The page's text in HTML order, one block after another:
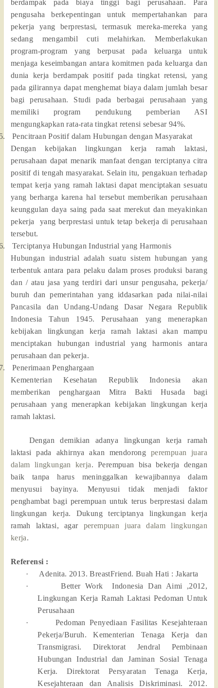
berdampak pada biaya tinggi bagi perusahaan. Para
pengusaha berkepentingan untuk mempertahankan para
pekerja yang berprestasi, termasuk mereka-mereka yang
sedang mengambil cuti melahirkan. Memberlakukan
program-program yang berpusat pada keluarga untuk
menjaga keseimbangan antara komitmen pada keluarga dan
dunia kerja berdampak positif pada tingkat retensi, yang
pada gilirannya dapat menghemat biaya dalam jumlah besar
bagi perusahaan. Studi pada berbagai perusahaan yang
memiliki program pendukung pemberian ASI
mengungkapkan rata-rata tingkat retensi sebesar 94%.
Pencitraan Positif dalam Hubungan dengan Masyarakat
Dengan kebijakan lingkungan kerja ramah laktasi,
perusahaan dapat menarik manfaat dengan terciptanya citra
positif di tengah masyarakat. Selain itu, pengakuan terhadap
tempat kerja yang ramah laktasi dapat menciptakan sesuatu
yang berharga karena hal tersebut memberikan perusahaan
keunggulan daya saing pada saat merekut dan meyakinkan
pekerja
yang berprestasi untuk tetap bekerja di perusahaan
tersebut.
Terciptanya Hubungan Industrial yang Harmonis
Hubungan industrial adalah suatu sistem hubungan yang
terbentuk antara para pelaku dalam proses produksi barang
dan / atau jasa yang terdiri dari unsur pengusaha, pekerja/
buruh dan pemerintahan yang iddasarkan pada nilai-nilai
Pancasila dan Undang-Undang Dasar Negara Republik
Indonesia Tahun 1945. Perusahaan yang menerapkan
kebijakan lingkungan kerja ramah laktasi akan mampu
menciptakan hubungan industrial yang harmonis antara
perusahaan dan pekerja.
Penerimaan Penghargaan
Kementerian Kesehatan Republik Indonesia akan
memberikan penghargaan Mitra Bakti Husada bagi
perusahaan yang menerapkan kebijakan lingkungan kerja
ramah laktasi.
Dengan demikian adanya lingkungan kerja ramah
laktasi pada akhirnya akan mendorong perempuan juara
dalam lingkungan kerja. Perempuan bisa bekerja dengan
baik tanpa harus meninggalkan kewajibannya dalam
menyusui bayinya. Menyusui tidak menjadi faktor
penghambat bagi perempuan untuk terus berprestasi dalam
lingkungan kerja. Dukung terciptanya lingkungan kerja
ramah laktasi, agar perempuan juara dalam lingkungan
kerja.
Referensi :
·
Adenita. 2013. BreastFriend. Buah Hati : Jakarta
·
Better Work
Indonesia Dan Aimi ,2012,
Lingkungan Kerja Ramah Laktasi Pedoman Untuk
Perusahaan
·
Pedoman Penyediaan Fasilitas Kesejahteraan
Pekerja/Buruh. Kementerian Tenaga Kerja dan
Transmigrasi. Direktorat Jendral Pembinaan
Hubungan Industrial dan Jaminan Sosial Tenaga
Kerja. Direktorat Persyaratan Tenaga Kerja,
Kesejahteraan dan Analisis Diskriminasi. 2012.